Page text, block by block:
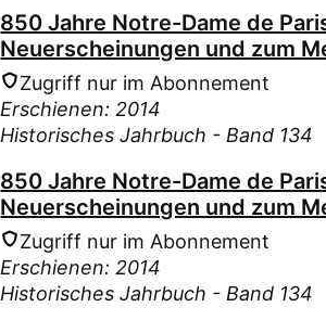
850 Jahre Notre-Dame de
Neuerscheinungen und zum
Zugriff nur im Abonnement
Erschienen: 2014
Historisches Jahrbuch - Band 134
850 Jahre Notre-Dame de
Neuerscheinungen und zum
Zugriff nur im Abonnement
Erschienen: 2014
Historisches Jahrbuch - Band 134